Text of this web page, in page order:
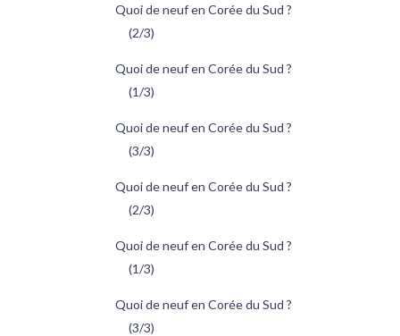
Quoi de neuf en Corée du Sud ?
(2/3)
Quoi de neuf en Corée du Sud ?
(1/3)
Quoi de neuf en Corée du Sud ?
(3/3)
Quoi de neuf en Corée du Sud ?
(2/3)
Quoi de neuf en Corée du Sud ?
(1/3)
Quoi de neuf en Corée du Sud ?
(3/3)